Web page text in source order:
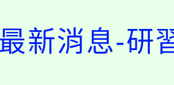
語及新住民語歌
校115學年度第
)教師甄選結果(
校115學年度第
最新消息-研